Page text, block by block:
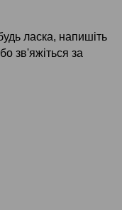
ласка, напишіть
зв'яжіться за